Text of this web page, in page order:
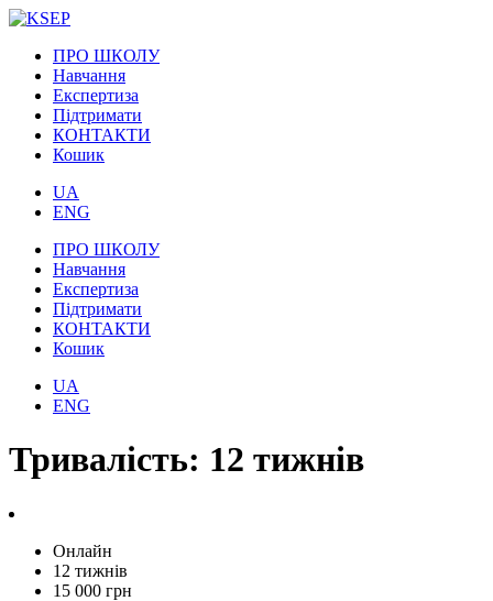
ПРО ШКОЛУ
Навчання
Експертиза
Підтримати
КОНТАКТИ
Кошик
UA
ENG
ПРО ШКОЛУ
Навчання
Експертиза
Підтримати
КОНТАКТИ
Кошик
UA
ENG
Тривалість: 12 тижнів
Онлайн
12 тижнів
15 000 грн